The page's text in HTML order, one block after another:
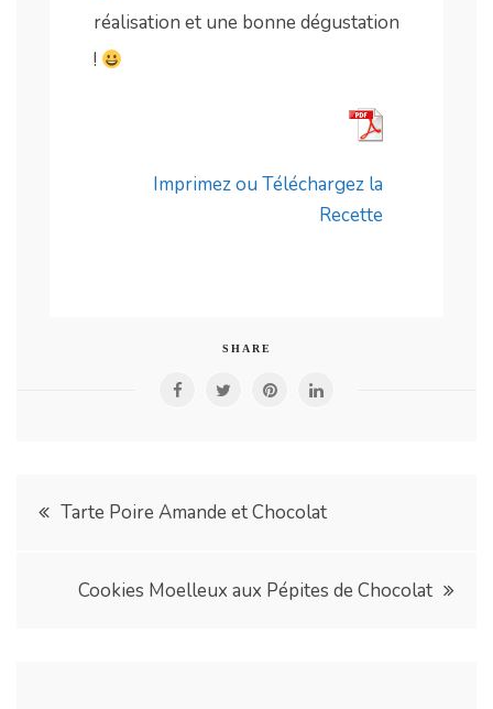
réalisation et une bonne dégustation
!
Imprimez ou Téléchargez la
Recette
SHARE
Navigation
Tarte Poire Amande et Chocolat
Cookies Moelleux aux Pépites de Chocolat